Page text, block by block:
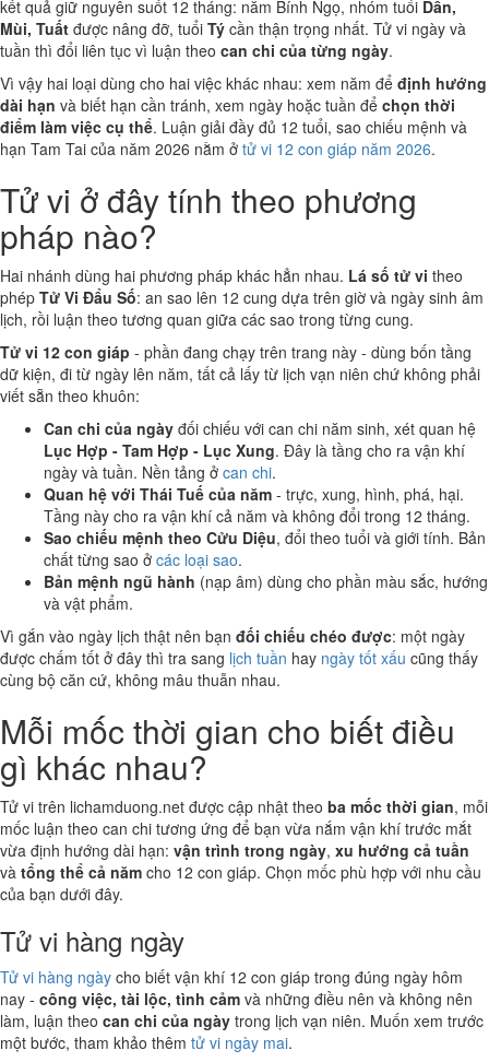
kết quả giữ nguyên suốt 12 tháng: năm Bính Ngọ, nhóm tuổi Dần,
Mùi, Tuất được nâng đỡ, tuổi Tý cần thận trọng nhất. Tử vi ngày và
tuần thì đổi liên tục vì luận theo can chi của từng ngày.
Vì vậy hai loại dùng cho hai việc khác nhau: xem năm để định hướng
dài hạn và biết hạn cần tránh, xem ngày hoặc tuần để chọn thời
điểm làm việc cụ thể. Luận giải đầy đủ 12 tuổi, sao chiếu mệnh và
hạn Tam Tai của năm 2026 nằm ở tử vi 12 con giáp năm 2026.
Tử vi ở đây tính theo phương
pháp nào?
Hai nhánh dùng hai phương pháp khác hẳn nhau. Lá số tử vi theo
phép Tử Vi Đẩu Số: an sao lên 12 cung dựa trên giờ và ngày sinh âm
lịch, rồi luận theo tương quan giữa các sao trong từng cung.
Tử vi 12 con giáp - phần đang chạy trên trang này - dùng bốn tầng
dữ kiện, đi từ ngày lên năm, tất cả lấy từ lịch vạn niên chứ không phải
viết sẵn theo khuôn:
Can chi của ngày đối chiếu với can chi năm sinh, xét quan hệ
Lục Hợp - Tam Hợp - Lục Xung. Đây là tầng cho ra vận khí
ngày và tuần. Nền tảng ở can chi.
Quan hệ với Thái Tuế của năm - trực, xung, hình, phá, hại.
Tầng này cho ra vận khí cả năm và không đổi trong 12 tháng.
Sao chiếu mệnh theo Cửu Diệu, đổi theo tuổi và giới tính. Bản
chất từng sao ở các loại sao.
Bản mệnh ngũ hành (nạp âm) dùng cho phần màu sắc, hướng
và vật phẩm.
Vì gắn vào ngày lịch thật nên bạn đối chiếu chéo được: một ngày
được chấm tốt ở đây thì tra sang lịch tuần hay ngày tốt xấu cũng thấy
cùng bộ căn cứ, không mâu thuẫn nhau.
Mỗi mốc thời gian cho biết điều
gì khác nhau?
Tử vi trên lichamduong.net được cập nhật theo ba mốc thời gian, mỗi
mốc luận theo can chi tương ứng để bạn vừa nắm vận khí trước mắt
vừa định hướng dài hạn: vận trình trong ngày, xu hướng cả tuần
và tổng thể cả năm cho 12 con giáp. Chọn mốc phù hợp với nhu cầu
của bạn dưới đây.
Tử vi hàng ngày
Tử vi hàng ngày cho biết vận khí 12 con giáp trong đúng ngày hôm
nay - công việc, tài lộc, tình cảm và những điều nên và không nên
làm, luận theo can chi của ngày trong lịch vạn niên. Muốn xem trước
một bước, tham khảo thêm tử vi ngày mai.